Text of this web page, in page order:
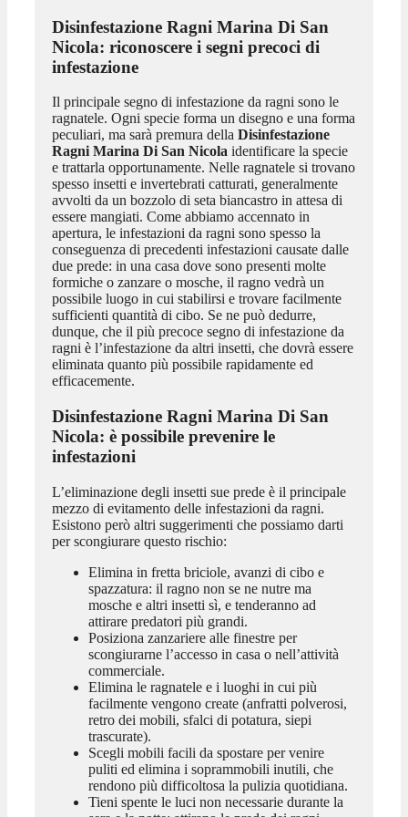
Disinfestazione Ragni Marina Di San
Nicola: riconoscere i segni precoci di
infestazione
Il principale segno di infestazione da ragni sono le
ragnatele. Ogni specie forma un disegno e una forma
peculiari, ma sarà premura della Disinfestazione
Ragni Marina Di San Nicola identificare la specie
e trattarla opportunamente. Nelle ragnatele si trovano
spesso insetti e invertebrati catturati, generalmente
avvolti da un bozzolo di seta biancastro in attesa di
essere mangiati. Come abbiamo accennato in
apertura, le infestazioni da ragni sono spesso la
conseguenza di precedenti infestazioni causate dalle
due prede: in una casa dove sono presenti molte
formiche o zanzare o mosche, il ragno vedrà un
possibile luogo in cui stabilirsi e trovare facilmente
sufficienti quantità di cibo. Se ne può dedurre,
dunque, che il più precoce segno di infestazione da
ragni è l’infestazione da altri insetti, che dovrà essere
eliminata quanto più possibile rapidamente ed
efficacemente.
Disinfestazione Ragni Marina Di San
Nicola: è possibile prevenire le
infestazioni
L’eliminazione degli insetti sue prede è il principale
mezzo di evitamento delle infestazioni da ragni.
Esistono però altri suggerimenti che possiamo darti
per scongiurare questo rischio:
Elimina in fretta briciole, avanzi di cibo e
spazzatura: il ragno non se ne nutre ma
mosche e altri insetti sì, e tenderanno ad
attirare predatori più grandi.
Posiziona zanzariere alle finestre per
scongiurarne l’accesso in casa o nell’attività
commerciale.
Elimina le ragnatele e i luoghi in cui più
facilmente vengono create (anfratti polverosi,
retro dei mobili, sfalci di potatura, siepi
trascurate).
Scegli mobili facili da spostare per venire
puliti ed elimina i soprammobili inutili, che
rendono più difficoltosa la pulizia quotidiana.
Tieni spente le luci non necessarie durante la